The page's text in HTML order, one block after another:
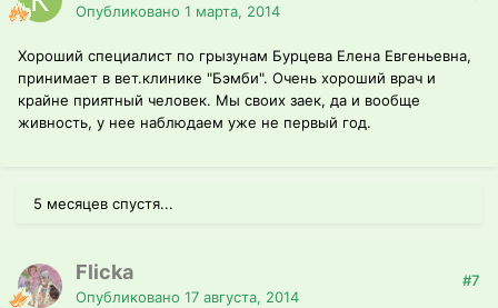
Опубликовано 1 марта, 2014
Хороший специалист по грызунам Бурцева Елена Евгеньевна,
принимает в вет.клинике "Бэмби". Очень хороший врач и
крайне приятный человек. Мы своих заек, да и вообще
живность, у нее наблюдаем уже не первый год.
5 месяцев спустя...
Flicka
Опубликовано 17 августа, 2014
#7